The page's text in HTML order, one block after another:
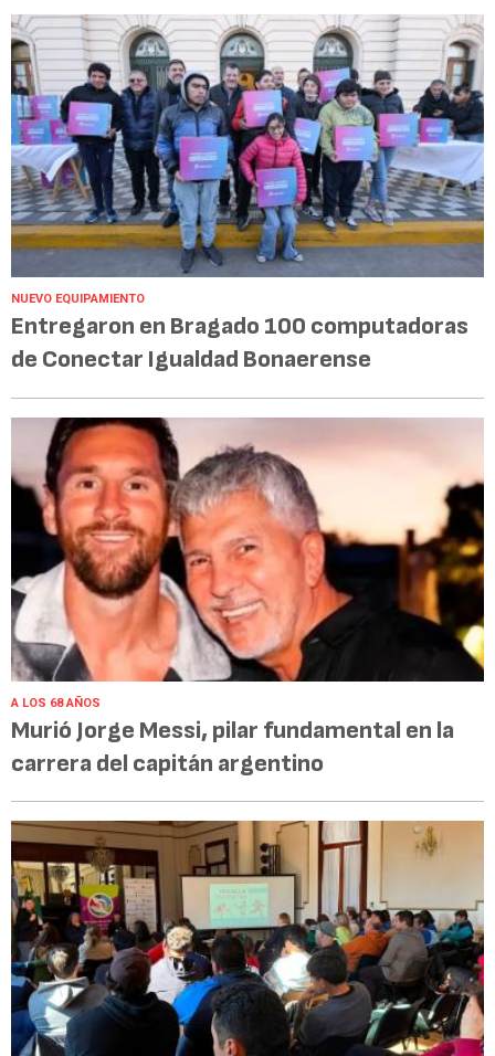
NUEVO EQUIPAMIENTO
Entregaron en Bragado 100 computadoras
de Conectar Igualdad Bonaerense
A LOS 68 AÑOS
Murió Jorge Messi, pilar fundamental en la
carrera del capitán argentino